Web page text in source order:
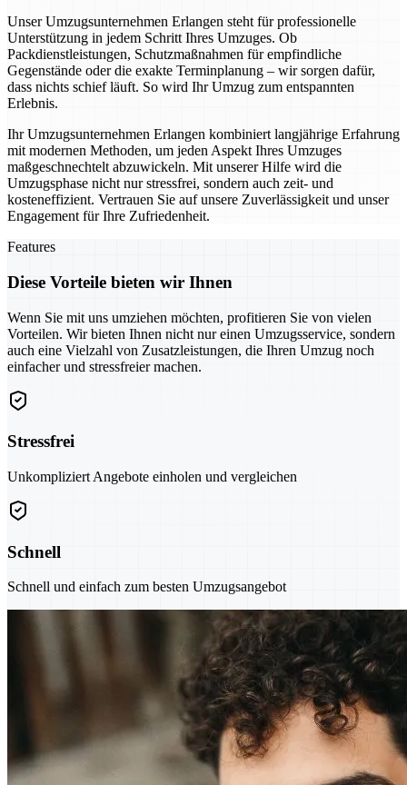
Unser Umzugsunternehmen Erlangen steht für professionelle
Unterstützung in jedem Schritt Ihres Umzuges. Ob
Packdienstleistungen, Schutzmaßnahmen für empfindliche
Gegenstände oder die exakte Terminplanung – wir sorgen dafür,
dass nichts schief läuft. So wird Ihr Umzug zum entspannten
Erlebnis.
Ihr Umzugsunternehmen Erlangen kombiniert langjährige Erfahrung
mit modernen Methoden, um jeden Aspekt Ihres Umzuges
maßgeschnechtelt abzuwickeln. Mit unserer Hilfe wird die
Umzugsphase nicht nur stressfrei, sondern auch zeit- und
kosteneffizient. Vertrauen Sie auf unsere Zuverlässigkeit und unser
Engagement für Ihre Zufriedenheit.
Features
Diese Vorteile bieten wir Ihnen
Wenn Sie mit uns umziehen möchten, profitieren Sie von vielen
Vorteilen. Wir bieten Ihnen nicht nur einen Umzugsservice, sondern
auch eine Vielzahl von Zusatzleistungen, die Ihren Umzug noch
einfacher und stressfreier machen.
Stressfrei
Unkompliziert Angebote einholen und vergleichen
Schnell
Schnell und einfach zum besten Umzugsangebot